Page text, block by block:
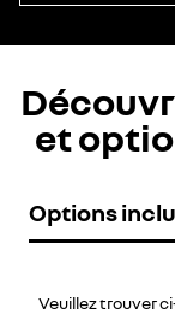
et
Options
Veuillez trouver